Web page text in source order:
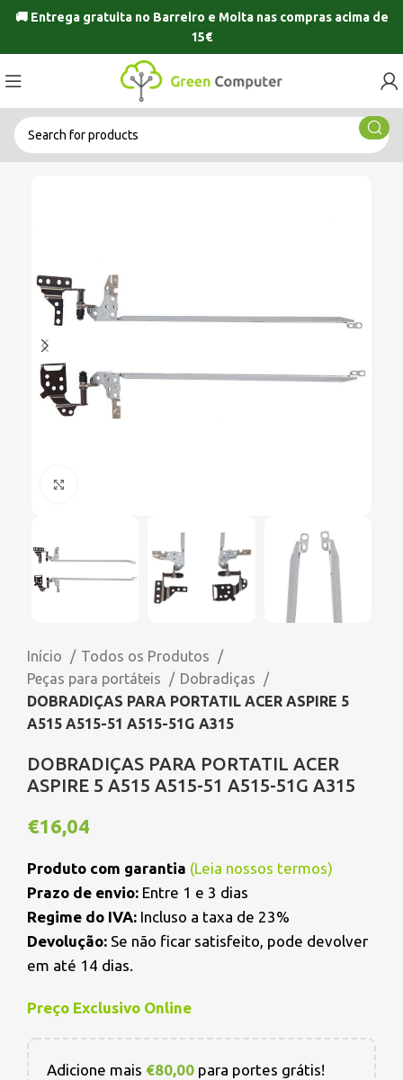
🚚 Entrega gratuita no Barreiro e Moitanas compras acima de
15€
Início
Todos os Produtos
Peças para portáteis
Dobradiças
DOBRADIÇAS PARA PORTATIL ACER ASPIRE 5
A515 A515-51 A515-51G A315
DOBRADIÇAS PARA PORTATIL ACER
ASPIRE 5 A515 A515-51 A515-51G A315
€16,04
Produto com garantia (Leia nossos termos)
Prazo de envio: Entre 1 e 3 dias
Regime do IVA: Incluso a taxa de 23%
Devolução: Se não ficar satisfeito, pode devolver
em até 14 dias.
Preço Exclusivo Online
Adicione mais €80,00 para portes grátis!